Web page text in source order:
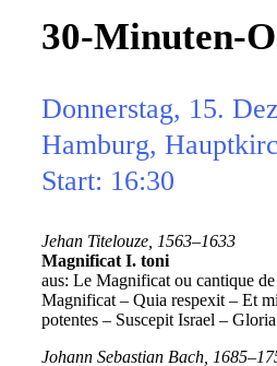
30-Minuten-
Donnerstag, 15.
Hamburg,
Start: 16:30
Jehan Titelouze, 1563–1633
Magnificat I. toni
aus: Le Magnificat ou cantique
Magnificat – Quia respexit – Et
potentes – Suscepit Israel –
Johann Sebastian Bach,